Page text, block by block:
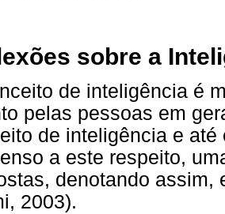
sobre a
de inteligência é
pelas pessoas em
de inteligência e
a este respeito,
denotando
2003).